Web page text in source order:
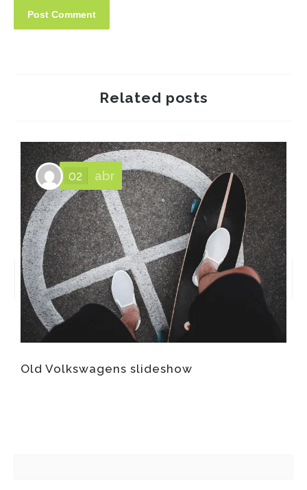
Related posts
Old Volkswagens slideshow
02 abr